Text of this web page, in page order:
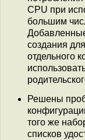
CPU при
большим
создания
отдельного
Решены
того же
списков